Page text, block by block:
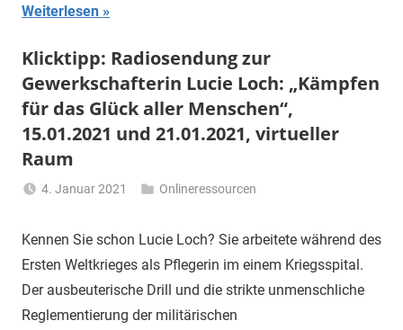
Weiterlesen
Klicktipp: Radiosendung zur
Gewerkschafterin Lucie Loch: „Kämpfen
für das Glück aller Menschen“,
15.01.2021 und 21.01.2021, virtueller
Raum
4. Januar 2021
Gerhalter
Onlineressourcen
Kennen Sie schon Lucie Loch? Sie arbeitete während des
Ersten Weltkrieges als Pflegerin im einem Kriegsspital.
Der ausbeuterische Drill und die strikte unmenschliche
Reglementierung der militärischen